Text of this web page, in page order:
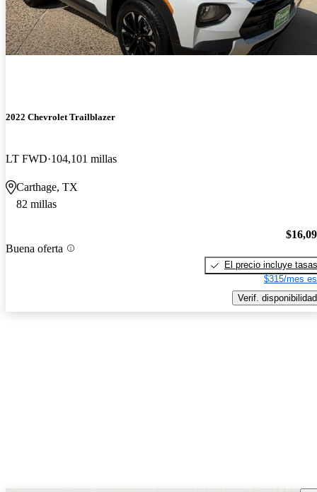
2022 Chevrolet Trailblazer
LT FWD 104,101 millas
Carthage, TX
82 millas
Buena oferta
El precio incluye tasas
$315/mes
Verif. disponibilidad